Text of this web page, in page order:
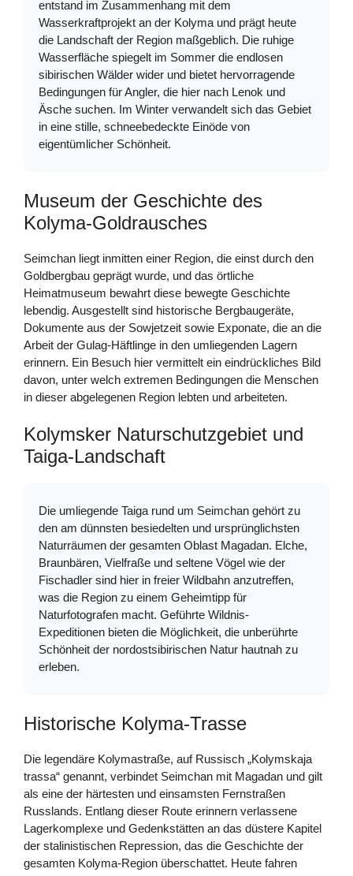
entstand im Zusammenhang mit dem
Wasserkraftprojekt an der Kolyma und prägt heute
die Landschaft der Region maßgeblich. Die ruhige
Wasserfläche spiegelt im Sommer die endlosen
sibirischen Wälder wider und bietet hervorragende
Bedingungen für Angler, die hier nach Lenok und
Äsche suchen. Im Winter verwandelt sich das Gebiet
in eine stille, schneebedeckte Einöde von
eigentümlicher Schönheit.
Museum der Geschichte des
Kolyma-Goldrausches
Seimchan liegt inmitten einer Region, die einst durch den
Goldbergbau geprägt wurde, und das örtliche
Heimatmuseum bewahrt diese bewegte Geschichte
lebendig. Ausgestellt sind historische Bergbaugeräte,
Dokumente aus der Sowjetzeit sowie Exponate, die an die
Arbeit der Gulаg-Häftlinge in den umliegenden Lagern
erinnern. Ein Besuch hier vermittelt ein eindrückliches Bild
davon, unter welch extremen Bedingungen die Menschen
in dieser abgelegenen Region lebten und arbeiteten.
Kolymsker Naturschutzgebiet und
Taiga-Landschaft
Die umliegende Taiga rund um Seimchan gehört zu
den am dünnsten besiedelten und ursprünglichsten
Naturräumen der gesamten Oblast Magadan. Elche,
Braunbären, Vielfraße und seltene Vögel wie der
Fischadler sind hier in freier Wildbahn anzutreffen,
was die Region zu einem Geheimtipp für
Naturfotografen macht. Geführte Wildnis-
Expeditionen bieten die Möglichkeit, die unberührte
Schönheit der nordostsibirischen Natur hautnah zu
erleben.
Historische Kolyma-Trasse
Die legendäre Kolymastraße, auf Russisch „Kolymskaja
trassa“ genannt, verbindet Seimchan mit Magadan und gilt
als eine der härtesten und einsamsten Fernstraßen
Russlands. Entlang dieser Route erinnern verlassene
Lagerkomplexe und Gedenkstätten an das düstere Kapitel
der stalinistischen Repression, das die Geschichte der
gesamten Kolyma-Region überschattet. Heute fahren